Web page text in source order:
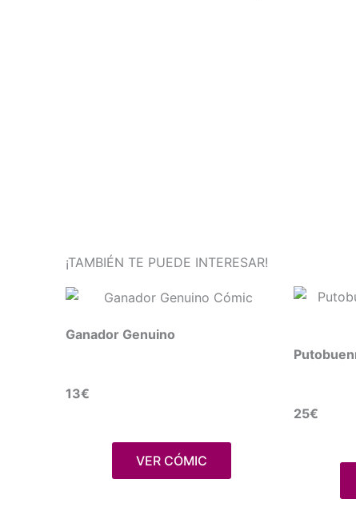
¡TAMBIÉN TE PUEDE INTERESAR!
Ganador Genuino
13€
VER CÓMIC
25€